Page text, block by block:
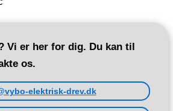
Vi er her for dig. Du kan til
os.
elektrisk-drev.dk